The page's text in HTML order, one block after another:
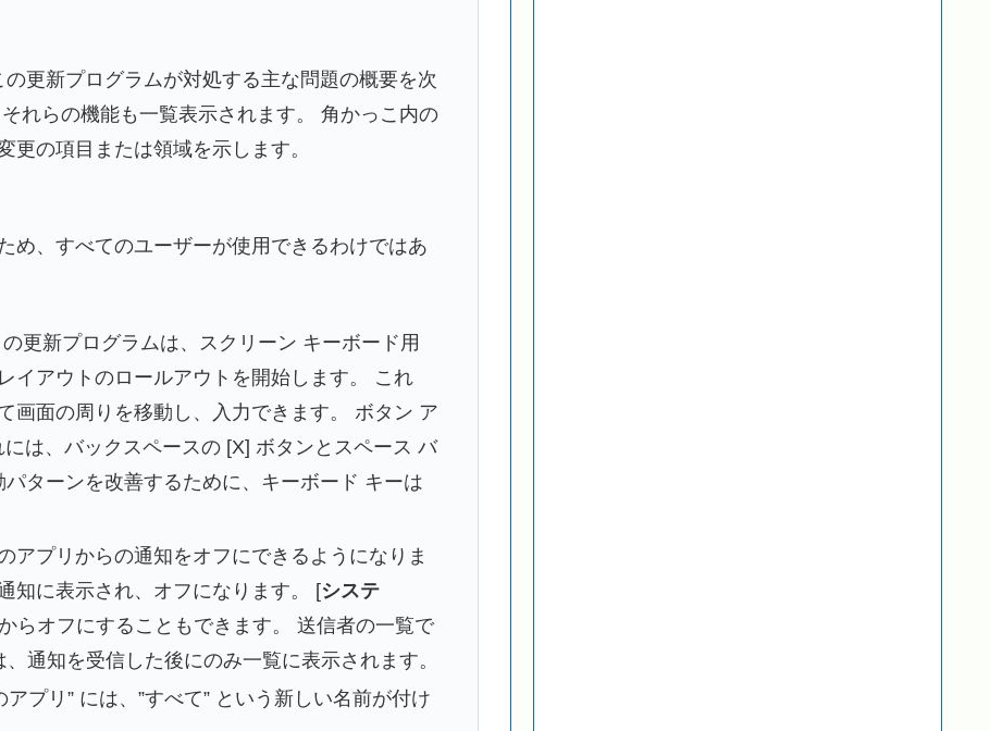
更新プログラムが対処する主な問題の概要を次
れらの機能も一覧表示されます。 角かっこ内の
更の項目または領域を示します。
め、すべてのユーザーが使用できるわけではあ
の更新プログラムは、スクリーン キーボード用
イアウトのロールアウトを開始します。 これ
画面の周りを移動し、入力できます。 ボタン ア
は、バックスペースの [X] ボタンとスペース バ
ターンを改善するために、キーボード キーは
アプリからの通知をオフにできるようになりま
知に表示され、オフになります。 [システ
らオフにすることもできます。 送信者の一覧で
通知を受信した後にのみ一覧に表示されます。
アプリ” には、”すべて” という新しい名前が付け